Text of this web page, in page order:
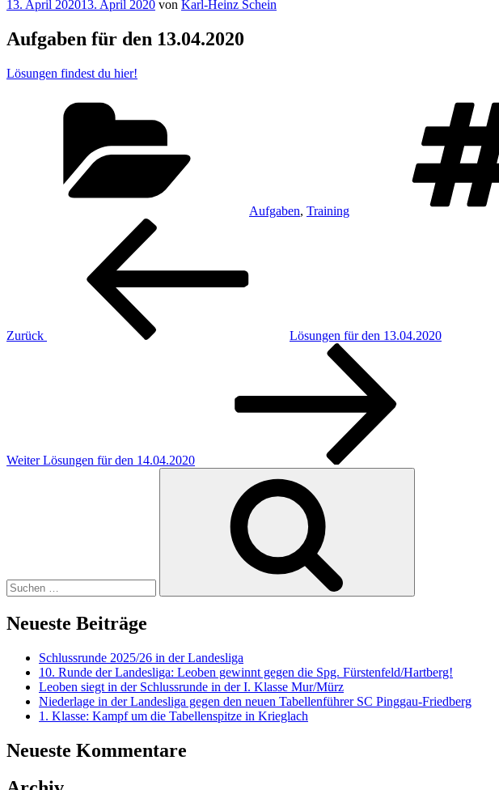
Veröffentlicht
13. April 202013. April 2020 von Karl-Heinz Schein
Aufgaben für den 13.04.2020
Lösungen findest du hier!
Aufgaben, Training
Beitragsnavigation
Zurück
Lösungen für den 13.04.2020
Weiter Lösungen für den 14.04.2020
Neueste Beiträge
Schlussrunde 2025/26 in der Landesliga
10. Runde der Landesliga: Leoben gewinnt gegen die Spg. Fürstenfeld/Hartberg!
Leoben siegt in der Schlussrunde in der I. Klasse Mur/Mürz
Niederlage in der Landesliga gegen den neuen Tabellenführer SC Pinggau-Friedberg
1. Klasse: Kampf um die Tabellenspitze in Krieglach
Neueste Kommentare